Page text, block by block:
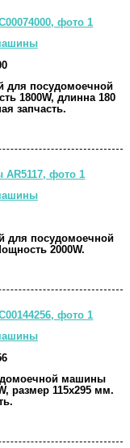
для посудомоечной
1800W, длинна 180
запчасть.
для посудомоечной
2000W.
машины
размер 115x295 мм.